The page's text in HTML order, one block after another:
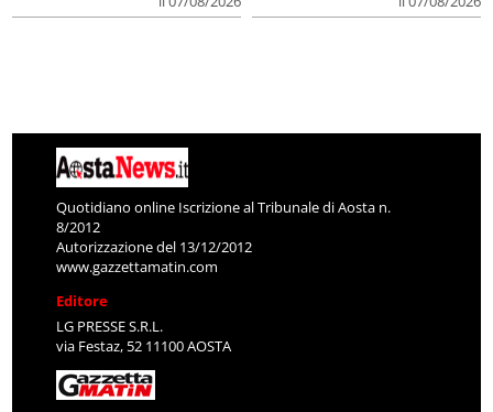
Quotidiano online Iscrizione al Tribunale di Aosta n.
8/2012
Autorizzazione del 13/12/2012
www.gazzettamatin.com
Editore
LG PRESSE S.R.L.
via Festaz, 52 11100 AOSTA